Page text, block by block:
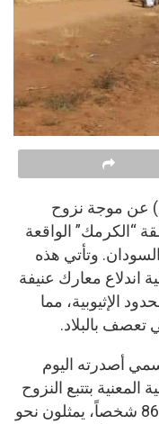
أعلنت المنظمة الدولية للهجرة (IOM) عن موجة نزوح
“الكرمك” الواقعة
وتأتي هذه
اندلاع معارك عنيفة
الإثيوبية، مما
تعصف بالبلاد.
أصدرته اليوم
الميدانية المعنية بتتبع النزوح
رصدت فرار ما لا يقل عن 3 آلاف و860 شخصاً، يمثلون نحو